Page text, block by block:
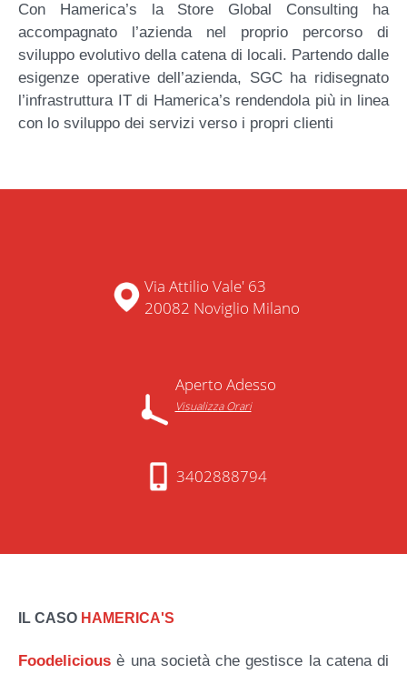
Con Hamerica’s la Store Global Consulting ha
accompagnato l’azienda nel proprio percorso di
sviluppo evolutivo della catena di locali. Partendo dalle
esigenze operative dell’azienda, SGC ha ridisegnato
l’infrastruttura IT di Hamerica’s rendendola più in linea
con lo sviluppo dei servizi verso i propri clienti
Via Attilio Vale' 63
20082 Noviglio Milano
Aperto Adesso
Visualizza Orari
3402888794
IL CASO HAMERICA'S
Foodelicious è una società che gestisce la catena di